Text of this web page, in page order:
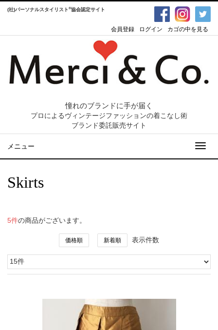
(社)パーソナルスタイリスト ®協会認定サイト
会員登録 ログイン カゴの中を見る
憧れのブランドに手が届く
プロによるヴィンテージファッションの着こなし術
ブランド委託販売サイト
メニュー
Skirts
5件の商品がございます。
価格順 新着順 表示件数